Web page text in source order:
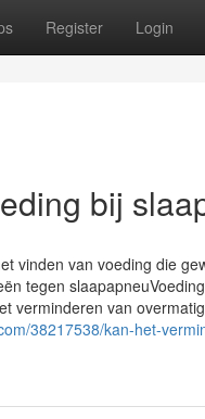
Register Login
bij
vinden van voeding die
tegen
verminderen van
38217538/kan-het-